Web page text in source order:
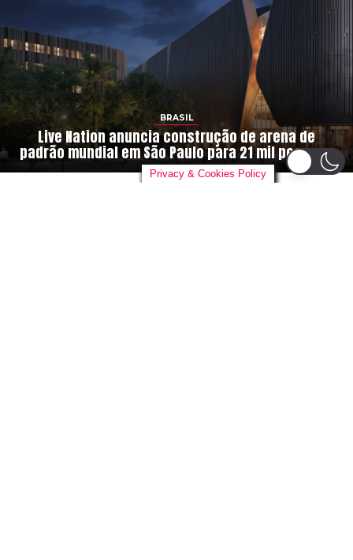
BRASIL
Live Nation anuncia construção de arena de
padrão mundial em São Paulo para 21 mil pessoas
Privacy & Cookies Policy